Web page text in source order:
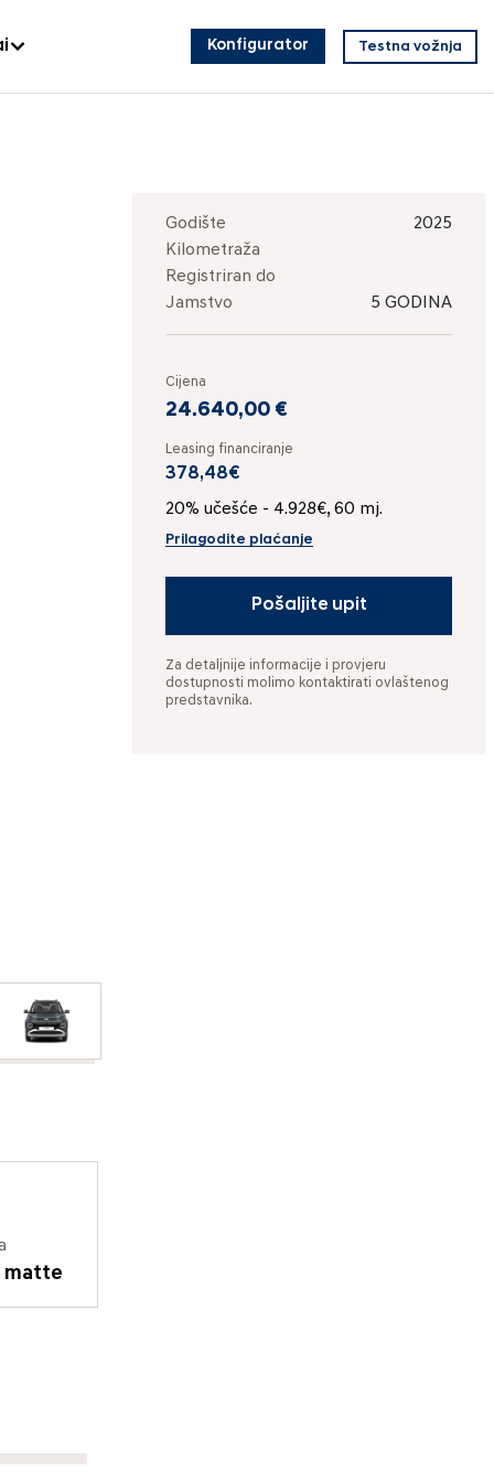
Konfigurator Testna vožnja
matte
Godište
2025
Kilometraža
Registriran do
Jamstvo
5 GODINA
Cijena
24.640,00 €
Leasing financiranje
378,48€
20% učešće - 4.928€, 60 mj.
Prilagodite plaćanje
Pošaljite upit
Za detaljnije informacije i provjeru
dostupnosti molimo kontaktirati ovlaštenog
predstavnika.